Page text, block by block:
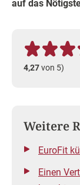
auf das
4,27von 5)
Weitere
EuroFit
Einen